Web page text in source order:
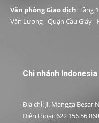
Văn phòng Giao dịch: Tầng
Văn Lương - Quận Cầu Giấy -
Chi nhánh Indonesia
Địa chỉ: Jl. Mangga Besar
Điện thoại: 622 156 56 868